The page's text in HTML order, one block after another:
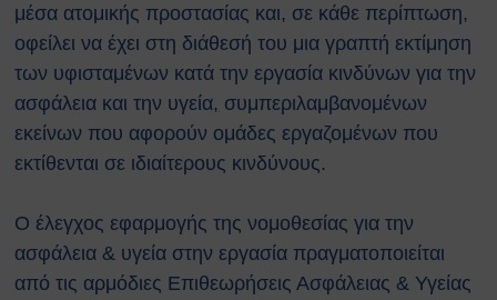
Ευρωπαϊκοί Κανονισμοί
ΧΡΗΣΙΜΑ
Νέα & Ανακοινώσεις
Εκδηλώσεις
Άρθρα
Γενικές Οδηγίες Προστασίας (Πολιτική
Χημικά, Βιολογικά, Ραδιολογικά
& Πυρηνικά Περιστατικά (ΧΒΡΠ)
Βιομηχανικά Ατυχήματα
μέσα ατομικής προστασίας και, σε κάθε περίπτωση,
οφείλει να έχει στη διάθεσή του μια γραπτή εκτίμηση
των υφισταμένων κατά την εργασία κινδύνων για την
ασφάλεια και την υγεία, συμπεριλαμβανομένων
εκείνων που αφορούν ομάδες εργαζομένων που
εκτίθενται σε ιδιαίτερους κινδύνους.
Ο έλεγχος εφαρμογής της νομοθεσίας για την
ασφάλεια & υγεία στην εργασία πραγματοποιείται
από τις αρμόδιες Επιθεωρήσεις Ασφάλειας & Υγείας